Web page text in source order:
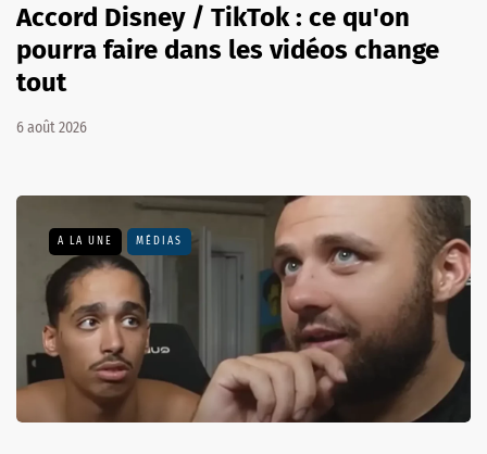
Accord Disney / TikTok : ce qu'on
pourra faire dans les vidéos change
tout
6 août 2026
A LA UNE MÉDIAS